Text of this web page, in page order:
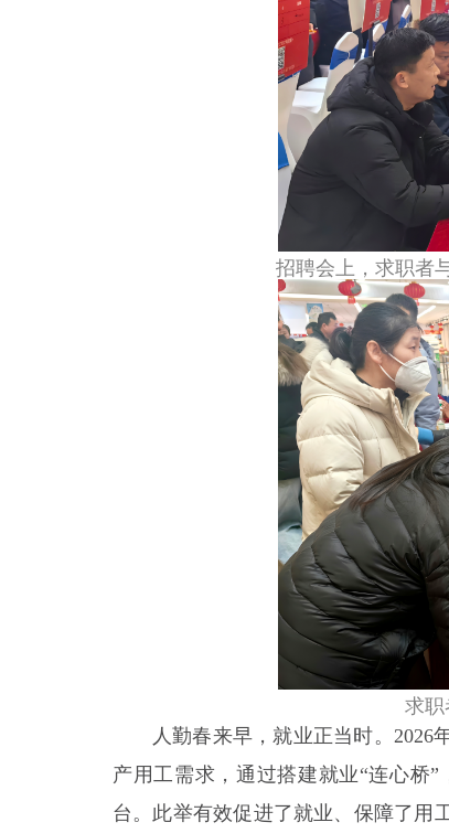
招聘会上，求职者
求职
人勤春来早，就业正当时。2026
产用工需求，通过搭建就业“连心桥
台。此举有效促进了就业、保障了用